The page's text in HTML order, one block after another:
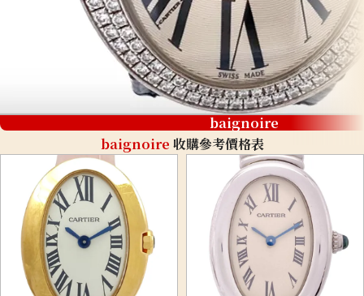
baignoire
baignoire 收購參考價格表